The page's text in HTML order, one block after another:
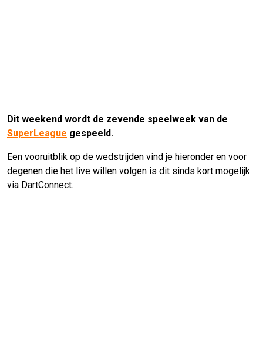
Dit weekend wordt de zevende speelweek van de
SuperLeague gespeeld.
Een vooruitblik op de wedstrijden vind je hieronder en voor
degenen die het live willen volgen is dit sinds kort mogelijk
via DartConnect.